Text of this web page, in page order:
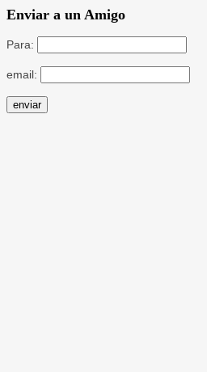
Enviar a un Amigo
Para:
email: